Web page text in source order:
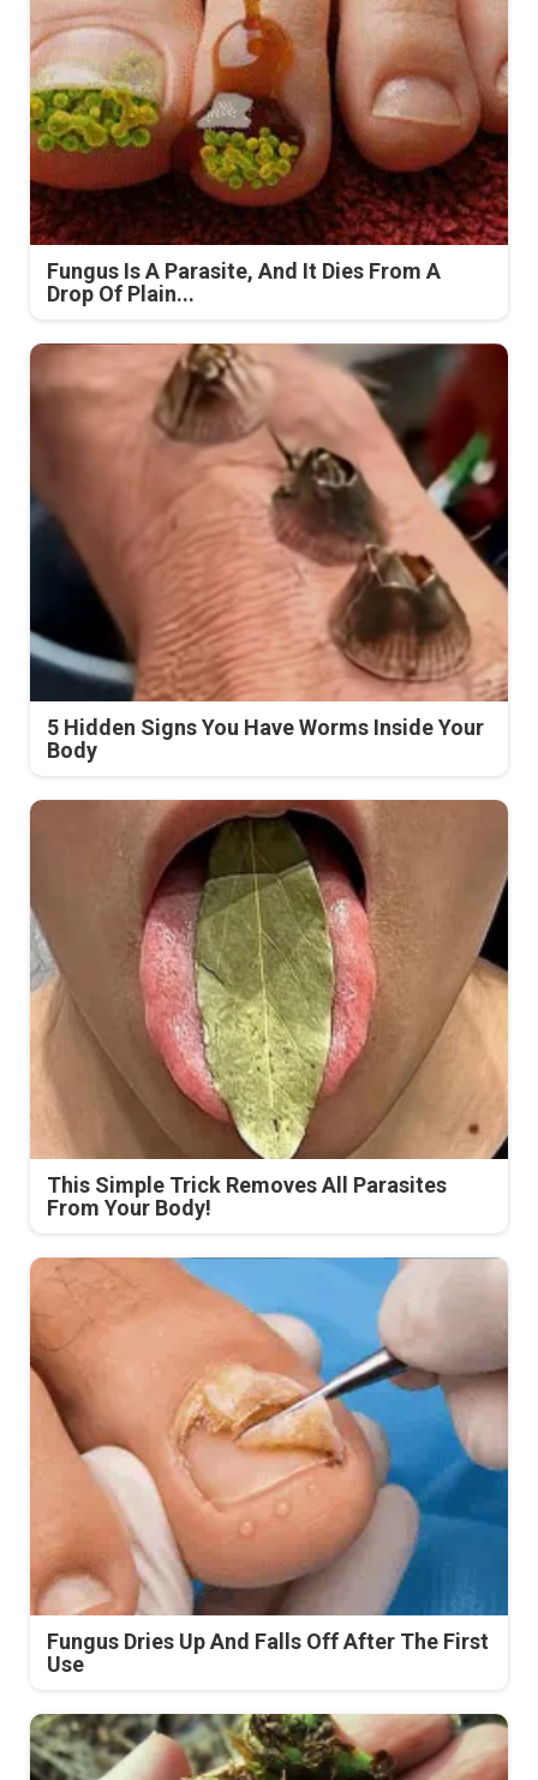
Fungus Is A Parasite, And It Dies From A
Drop Of Plain...
5 Hidden Signs You Have Worms Inside Your
Body
This Simple Trick Removes All Parasites
From Your Body!
Fungus Dries Up And Falls Off After The First
Use